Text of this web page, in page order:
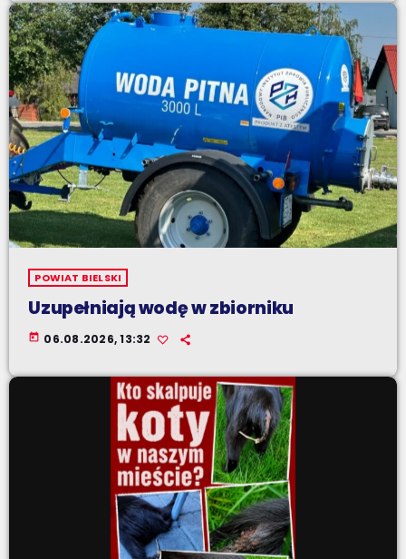
POWIAT BIELSKI
Uzupełniają wodę w zbiorniku
today 06.08.2026, 13:32